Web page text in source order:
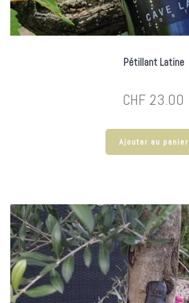
Pétillant Latine
CHF 23.00
Ajouter au panier